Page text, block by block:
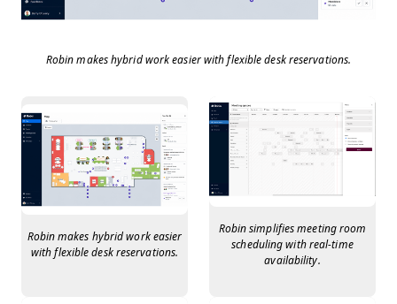
Robin makes hybrid work easier with flexible desk reservations.
Robin makes hybrid work easier
with flexible desk reservations.
Robin simplifies meeting room
scheduling with real-time
availability.